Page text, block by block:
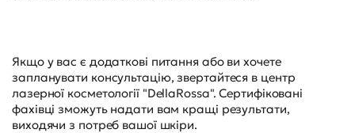
Якщо у вас є додаткові питання або ви хочете
запланувати консультацію, звертайтеся в центр
лазерної косметології "DellaRossa". Сертифіковані
фахівці зможуть надати вам кращі результати,
виходячи з потреб вашої шкіри.